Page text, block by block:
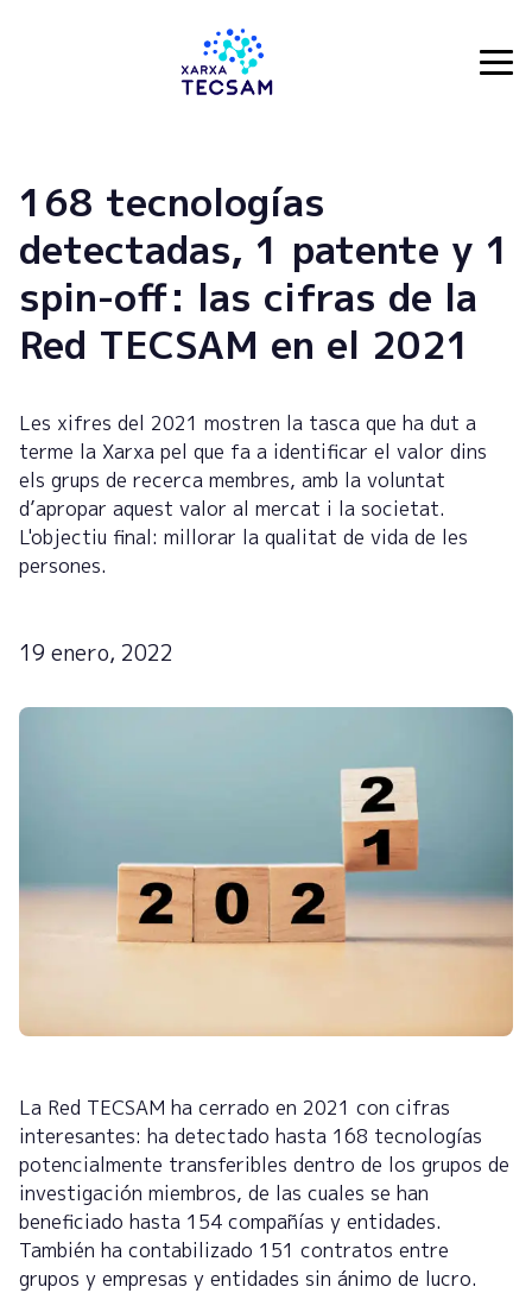
168 tecnologías
detectadas, 1 patente y 1
spin-off: las cifras de la
Red TECSAM en el 2021
Les xifres del 2021 mostren la tasca que ha dut a
terme la Xarxa pel que fa a identificar el valor dins
els grups de recerca membres, amb la voluntat
d’apropar aquest valor al mercat i la societat.
L'objectiu final: millorar la qualitat de vida de les
persones.
19 enero, 2022
La Red TECSAM ha cerrado en 2021 con cifras
interesantes: ha detectado hasta 168 tecnologías
potencialmente transferibles dentro de los grupos de
investigación miembros, de las cuales se han
beneficiado hasta 154 compañías y entidades.
También ha contabilizado 151 contratos entre
grupos y empresas y entidades sin ánimo de lucro.